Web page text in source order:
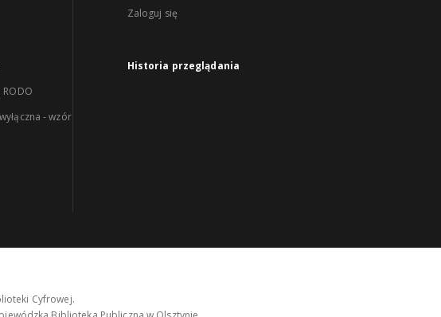
- wzór
Zaloguj się
Historia przeglądania
Cyfrowej.